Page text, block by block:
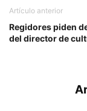
Artículo anterior
Regidores piden
del director de